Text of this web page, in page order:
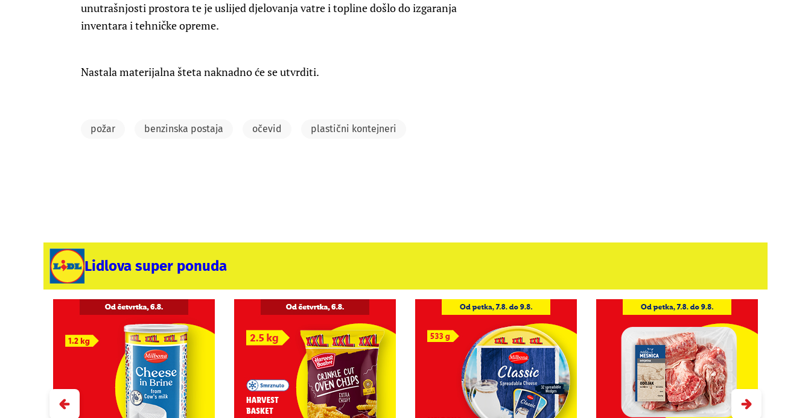
unutrašnjosti prostora te je uslijed djelovanja vatre i topline došlo do izgaranja
inventara i tehničke opreme.
Nastala materijalna šteta naknadno će se utvrditi.
požar benzinska postaja očevid plastični kontejneri
Lidlova super ponuda